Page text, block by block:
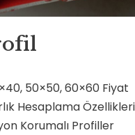
50×50, 60×60 Fiyat
Hesaplama Özellikleri
Korumalı Profiller